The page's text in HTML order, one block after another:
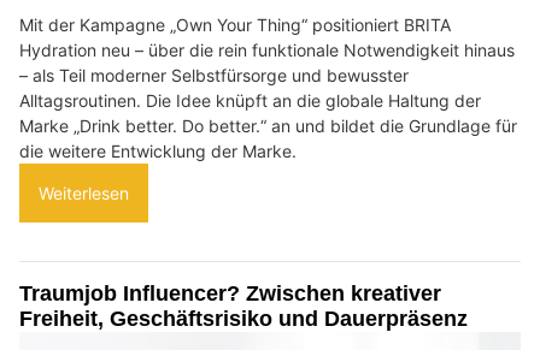
Mit der Kampagne „Own Your Thing“ positioniert BRITA
Hydration neu – über die rein funktionale Notwendigkeit hinaus
– als Teil moderner Selbstfürsorge und bewusster
Alltagsroutinen. Die Idee knüpft an die globale Haltung der
Marke „Drink better. Do better.“ an und bildet die Grundlage für
die weitere Entwicklung der Marke.
Weiterlesen
Traumjob Influencer? Zwischen kreativer
Freiheit, Geschäftsrisiko und Dauerpräsenz